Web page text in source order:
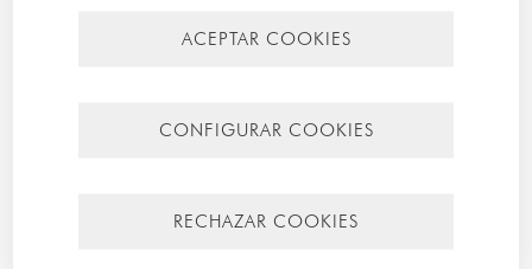
SINGULAR STUDIO
03730 Jávea - ESPAÑA
Política de cookies
ACEPTAR COOKIES
CONFIGURAR COOKIES
RECHAZAR COOKIES